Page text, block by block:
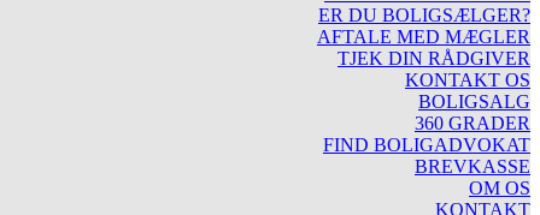
ER DU BOLIGSÆLGER?
AFTALE MED MÆGLER
TJEK DIN RÅDGIVER
KONTAKT OS
BOLIGSALG
360 GRADER
FIND BOLIGADVOKAT
BREVKASSE
OM OS
KONTAKT